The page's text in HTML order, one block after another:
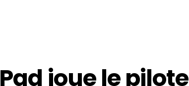
joue le pilote